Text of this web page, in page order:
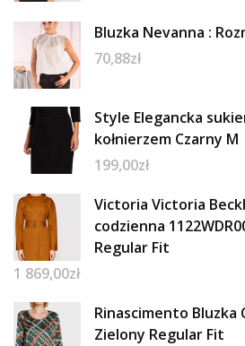
Bluzka Nevanna :
70,88zł
Style Elegancka
kołnierzem Czarny M
199,00zł
Victoria Victoria
codzienna
Regular Fit
1 869,00zł
Rinascimento Bluzka
Zielony Regular Fit